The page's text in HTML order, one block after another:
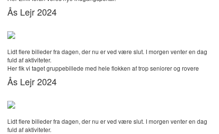
Ås Lejr 2024
Lidt flere billeder fra dagen, der nu er ved være slut. I morgen venter en dag
fuld af aktiviteter.
Her fik vi taget gruppebillede med hele flokken af trop seniorer og rovere
Ås Lejr 2024
Lidt flere billeder fra dagen, der nu er ved være slut. I morgen venter en dag
fuld af aktiviteter.